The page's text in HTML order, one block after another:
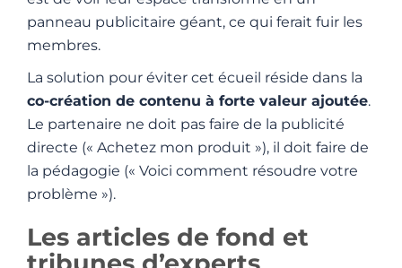
panneau publicitaire géant, ce qui ferait fuir les
membres.
La solution pour éviter cet écueil réside dans la
co-création de contenu à forte valeur ajoutée.
Le partenaire ne doit pas faire de la publicité
directe (« Achetez mon produit »), il doit faire de
la pédagogie (« Voici comment résoudre votre
problème »).
Les articles de fond et